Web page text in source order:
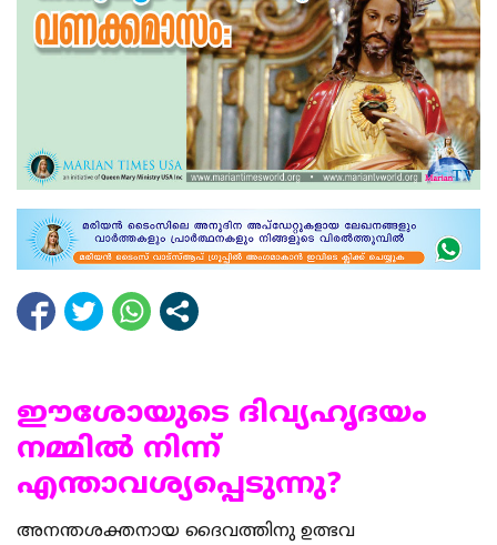
ഈശോയുടെ ദിവ്യഹൃദയം
നമ്മില്‍ നിന്ന്
എന്താവശ്യപ്പെടുന്നു?
അനന്തശക്തനായ ദൈവത്തിനു ഉത്ഭവ